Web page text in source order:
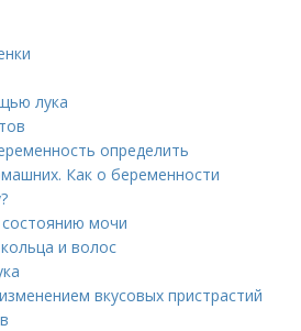
лука
определить
Как о беременности
мочи
и волос
вкусовых пристрастий